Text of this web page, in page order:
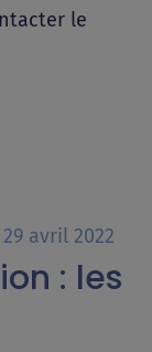
le
29 avril 2022
: les